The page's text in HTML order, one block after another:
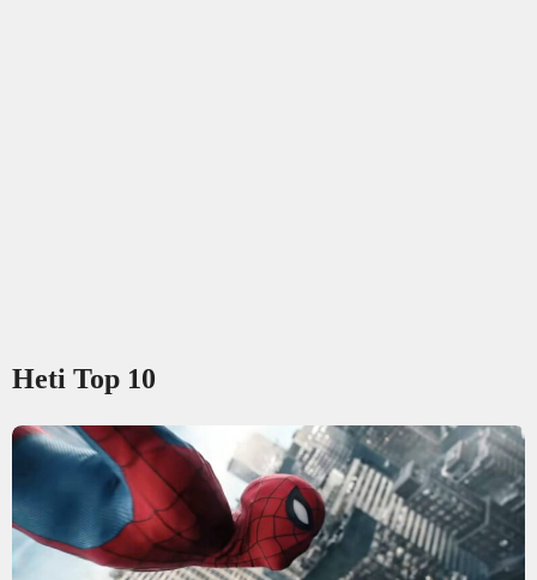
Heti Top 10